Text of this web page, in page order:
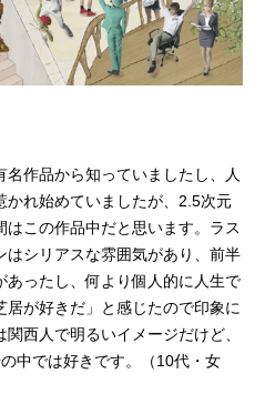
名作品から知っていましたし、人
かれ始めていましたが、2.5次元
この作品中だと思います。ラス
はシリアスな雰囲気があり、前半
ったし、何より個人的に人生で
が好きだ」と感じたので印象に
西人で明るいイメージだけど、
中では好きです。（10代・女